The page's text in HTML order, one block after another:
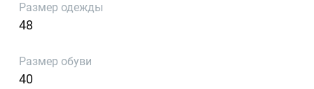
Размер одежды
48
Размер обуви
40